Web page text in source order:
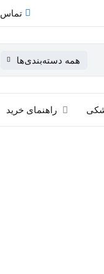
تماس
همه دسته‌بندی‌ها
راهنمای خرید